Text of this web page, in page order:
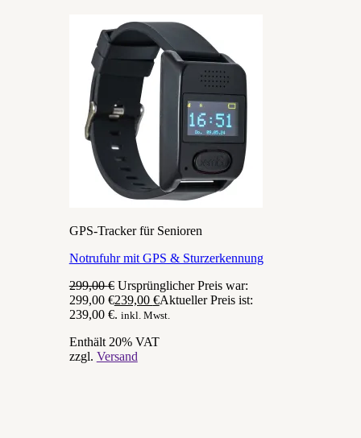
GPS-Tracker für Senioren
Notrufuhr mit GPS & Sturzerkennung
299,00€ Ursprünglicher Preis war:
299,00 €239,00 €Aktueller Preis ist:
239,00 €. inkl. Mwst.
Enthält 20% VAT
zzgl. Versand